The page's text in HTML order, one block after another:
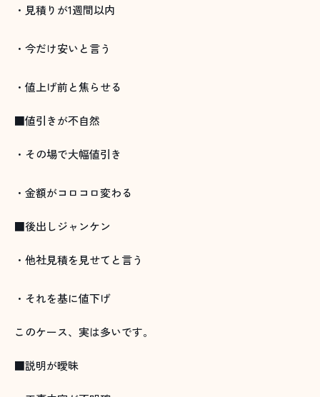
・見積りが1週間以内
・今だけ安いと言う
・値上げ前と焦らせる
■値引きが不自然
・その場で大幅値引き
・金額がコロコロ変わる
■後出しジャンケン
・他社見積を見せてと言う
・それを基に値下げ
このケース、実は多いです。
■説明が曖昧